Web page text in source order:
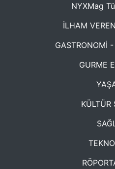
NYXMag
İLHAM
GASTRONOMİ
GURME
KÜLTÜR